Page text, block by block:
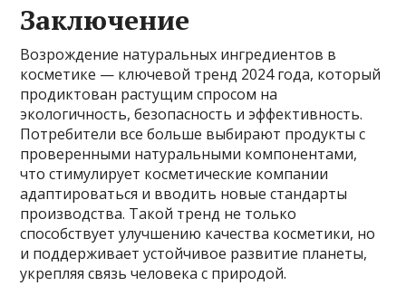
Заключение
Возрождение натуральных ингредиентов в
косметике — ключевой тренд 2024 года, который
продиктован растущим спросом на
экологичность, безопасность и эффективность.
Потребители все больше выбирают продукты с
проверенными натуральными компонентами,
что стимулирует косметические компании
адаптироваться и вводить новые стандарты
производства. Такой тренд не только
способствует улучшению качества косметики, но
и поддерживает устойчивое развитие планеты,
укрепляя связь человека с природой.